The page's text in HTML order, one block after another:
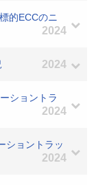
的ECCのニ
2024
2024
ショントラ
2024
ショントラッ
2024